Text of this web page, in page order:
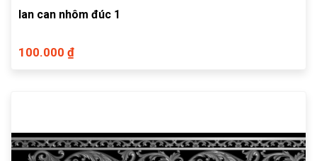
lan can nhôm đúc 1
100.000 ₫